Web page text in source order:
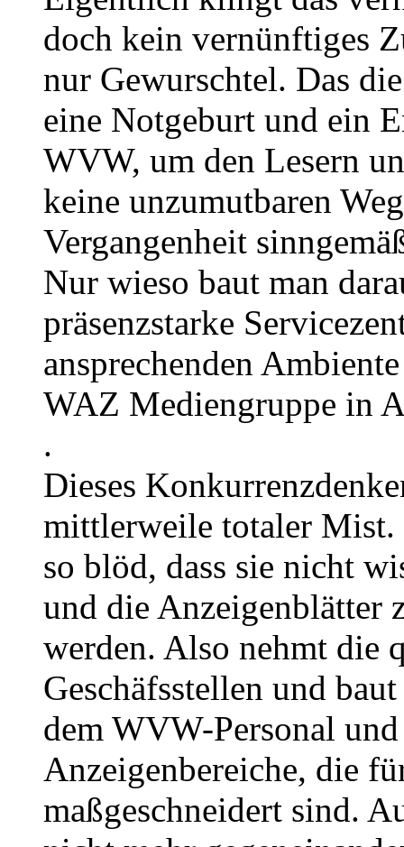
doch kein vernünftiges
nur Gewurschtel. Das
eine Notgeburt und ein
WVW, um den Lesern
keine unzumutbaren
Vergangenheit
Nur wieso baut man
präsenzstarke
ansprechenden
WAZ Mediengruppe in
.
Dieses
mittlerweile totaler Mist.
so blöd, dass sie nicht
und die Anzeigenblätter
werden. Also nehmt die
Geschäfsstellen und
dem WVW-Personal
Anzeigenbereiche, die
maßgeschneidert sind.